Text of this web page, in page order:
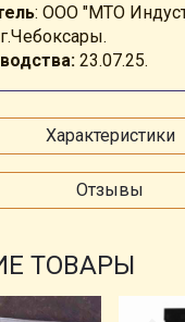
: ООО "МТО
23.07.25.
Характеристики
Отзывы
ТОВАРЫ